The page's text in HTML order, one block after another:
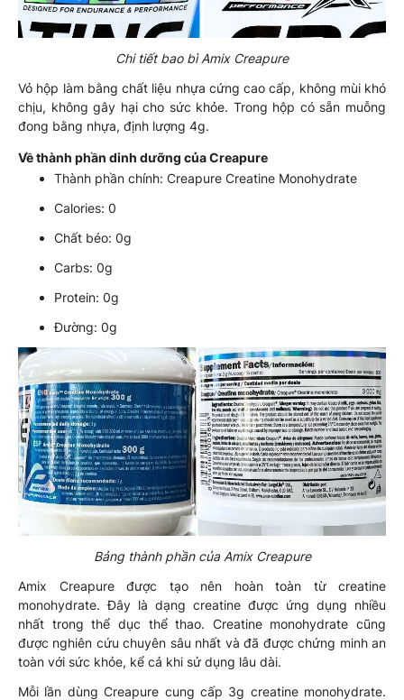
Chi tiết bao bì Amix Creapure
Vỏ hộp làm bằng chất liệu nhựa cứng cao cấp, không mùi khó
chịu, không gây hại cho sức khỏe. Trong hộp có sẵn muỗng
đong bằng nhựa, định lượng 4g.
Về thành phần dinh dưỡng của Creapure
Thành phần chính: Creapure Creatine Monohydrate
Calories: 0
Chất béo: 0g
Carbs: 0g
Protein: 0g
Đường: 0g
Bảng thành phần của Amix Creapure
Amix Creapure được tạo nên hoàn toàn từ creatine
monohydrate. Đây là dạng creatine được ứng dụng nhiều
nhất trong thể dục thể thao. Creatine monohydrate cũng
được nghiên cứu chuyên sâu nhất và đã được chứng minh an
toàn với sức khỏe, kể cả khi sử dụng lâu dài.
Mỗi lần dùng Creapure cung cấp 3g creatine monohydrate.